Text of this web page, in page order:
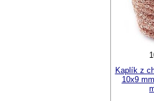
Kaplík z
10x9